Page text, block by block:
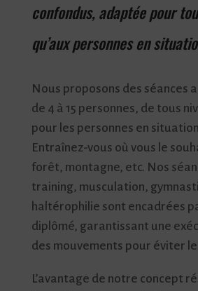
confondus, adaptée pour
qu’aux personnes en
Nous proposons des séances
de 4 à 15 personnes, de tous
pour les personnes en
Entraînez-vous où vous le
forêt, montagne, etc. Nos
training, musculation,
haltérophilie sont encadrées
diplômé, garantissant une
des mouvements pour éviter
L’avantage de notre concept